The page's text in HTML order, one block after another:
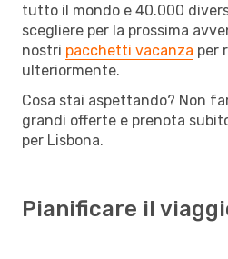
tutto il mondo e 40.000
scegliere per la prossima
nostri pacchetti vacanza per
ulteriormente.
Cosa stai aspettando? Non
grandi offerte e prenota
per Lisbona.
Pianificare il